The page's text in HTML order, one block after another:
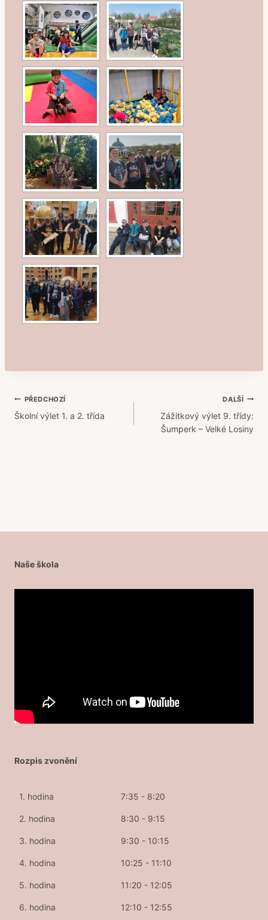
Navigace
pro
PŘEDCHOZÍ
Školní výlet 1. a 2. třída
DALŠÍ
Zážitkový výlet 9. třídy:
Šumperk – Velké Losiny
Naše škola
Rozpis zvonění
1. hodina 7:35 - 8:20
2. hodina 8:30 - 9:15
3. hodina 9:30 - 10:15
4. hodina 10:25 - 11:10
5. hodina 11:20 - 12:05
6. hodina 12:10 - 12:55